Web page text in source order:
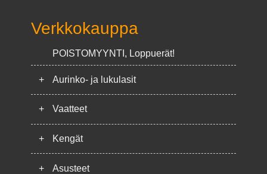
Verkkokauppa
POISTOMYYNTI, Loppuerät!
+ Aurinko- ja lukulasit
+ Vaatteet
+ Kengät
+ Asusteet